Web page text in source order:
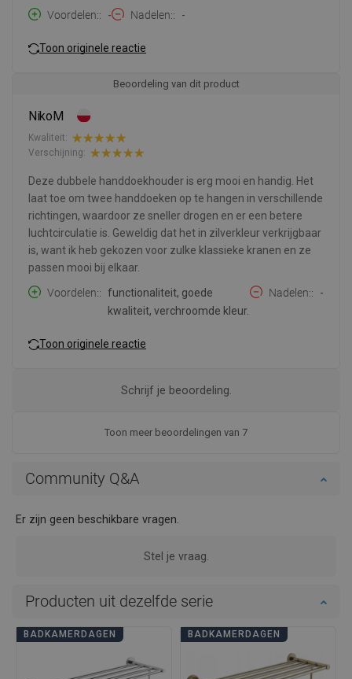
Voordelen:
- Nadelen: -
Toon originele reactie
Beoordeling van dit product
NikoM
Kwaliteit:
Verschijning:
Deze dubbele handdoekhouder is erg mooi en handig. Het
laat toe om twee handdoeken op te hangen in verschillende
richtingen, waardoor ze sneller drogen en er een betere
luchtcirculatie is. Geweldig dat het in zilverkleur verkrijgbaar
is, want ik heb gekozen voor zulke klassieke kranen en ze
passen mooi bij elkaar.
Voordelen:
functionaliteit, goede
kwaliteit, verchroomde kleur.
Nadelen: -
Toon originele reactie
Toon meer beoordelingen van 7
Schrijf je beoordeling.
Community Q&A
Er zijn geen beschikbare vragen.
Stel je vraag.
Producten uit dezelfde serie
BADKAMERDAGEN BADKAMERDAGEN